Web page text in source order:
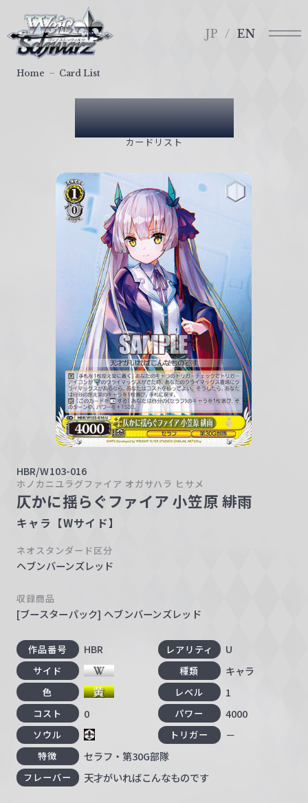
ァ
イ
JP EN
Card List
カードリスト
Home Card List
HBR/W103-016
ホノカニユラグファイア オガサハラ ヒサメ
仄かに揺らぐファイア 小笠原 緋雨
キャラ【Wサイド】
ネオスタンダード区分
ヘブンバーンズレッド
収録商品
[ブースターパック] ヘブンバーンズレッド
作品番号 HBR レアリティ U
サイド 種類 キャラ
色 レベル 1
コスト 0 パワー 4000
ソウル トリガー －
特徴 セラフ・第30G部隊
フレーバー 天才がいればこんなものです